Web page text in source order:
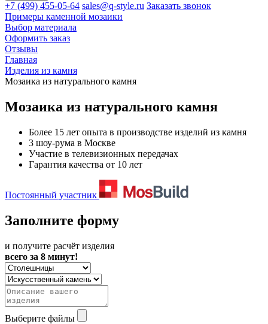
+7 (499) 455-05-64 sales@q-style.ru Заказать звонок
Примеры каменной мозаики
Выбор материала
Оформить заказ
Отзывы
Главная
Изделия из камня
Мозаика из натурального камня
Мозаика из натурального камня
Более 15 лет опыта в производстве изделий из камня
3 шоу-рума в Москве
Участие в телевизионных передачах
Гарантия качества от 10 лет
Постоянный участник
Заполните форму
и получите расчёт изделия
всего за 8 минут!
Выберите файлы